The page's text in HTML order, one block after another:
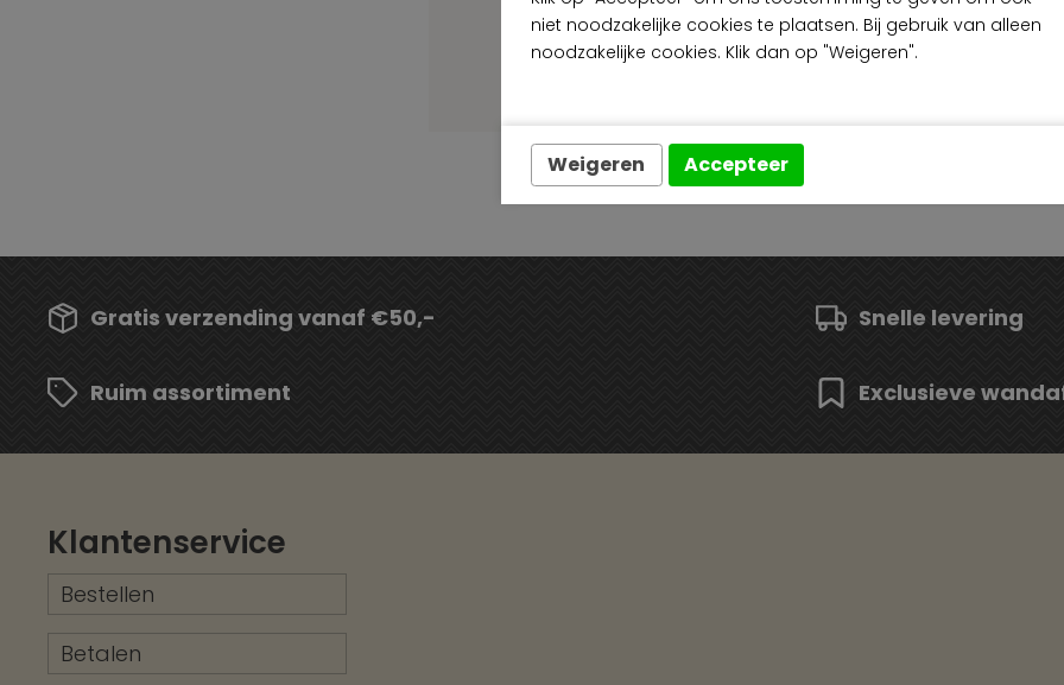
niet noodzakelijke cookies te plaatsen. Bij gebruik van alleen
noodzakelijke cookies. Klik dan op "Weigeren".
Weigeren Accepteer
Op voorraad Op voorraad
Gratis verzending vanaf €50,- Snelle levering
Ruim assortiment Exclusieve
Klantenservice
Bestellen
Betalen